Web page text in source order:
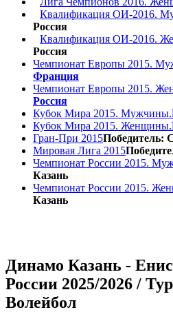
Квалификация ОИ-2016.
Россия
Квалификация ОИ-2016.
Россия
Чемпионат Европы 2015.
Франция
Чемпионат Европы 2015.
Россия
Кубок Мира 2015. Мужчины.
Кубок Мира 2015. Женщины.
Гран-При 2015
Мировая Лига 2015
Чемпионат России 2015.
Казань
Чемпионат России 2015.
Казань
Динамо Казань -
России 2025/2026 /
Волейбол